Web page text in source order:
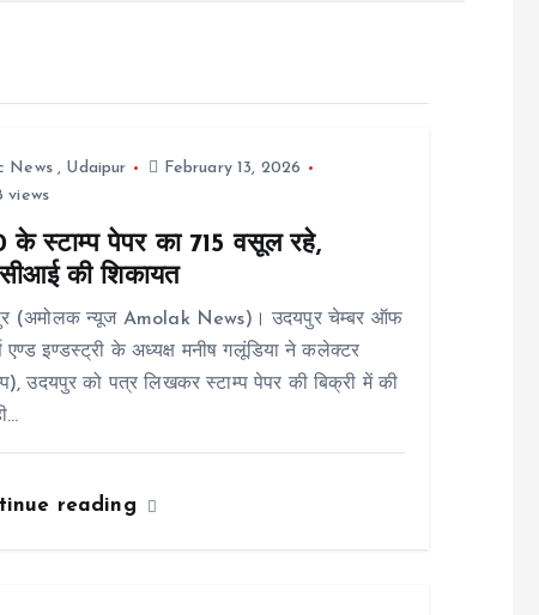
News, Udaipur
February 13, 2026
views
के स्टाम्प पेपर का 715 वसूल रहे,
की शिकायत
(अमोलक न्यूज Amolak News)। उदयपुर चेम्बर ऑफ
एण्ड इण्डस्ट्री के अध्यक्ष मनीष गलूंडिया ने कलेक्टर
उदयपुर को पत्र लिखकर स्टाम्प पेपर की बिक्री में की
reading